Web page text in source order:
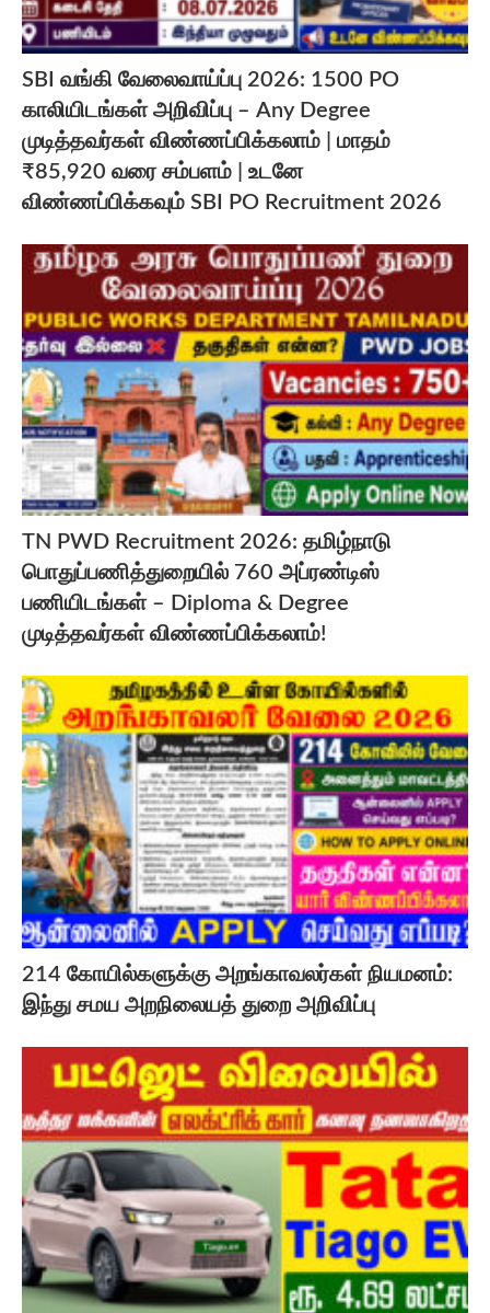
SBI வங்கி வேலைவாய்ப்பு 2026: 1500 PO
காலியிடங்கள் அறிவிப்பு – Any Degree
முடித்தவர்கள் விண்ணப்பிக்கலாம் | மாதம்
₹85,920 வரை சம்பளம் | உடனே
விண்ணப்பிக்கவும் SBI PO Recruitment 2026
TN PWD Recruitment 2026: தமிழ்நாடு
பொதுப்பணித்துறையில் 760 அப்ரண்டிஸ்
பணியிடங்கள் – Diploma & Degree
முடித்தவர்கள் விண்ணப்பிக்கலாம்!
214 கோயில்களுக்கு அறங்காவலர்கள் நியமனம்:
இந்து சமய அறநிலையத் துறை அறிவிப்பு